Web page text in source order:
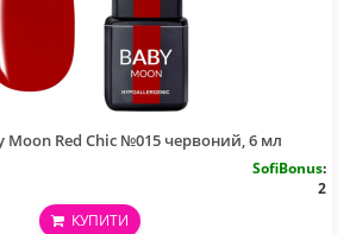
Moon Red Chic №015 червоний, 6 мл
SofiBonus:
2
КУПИТИ